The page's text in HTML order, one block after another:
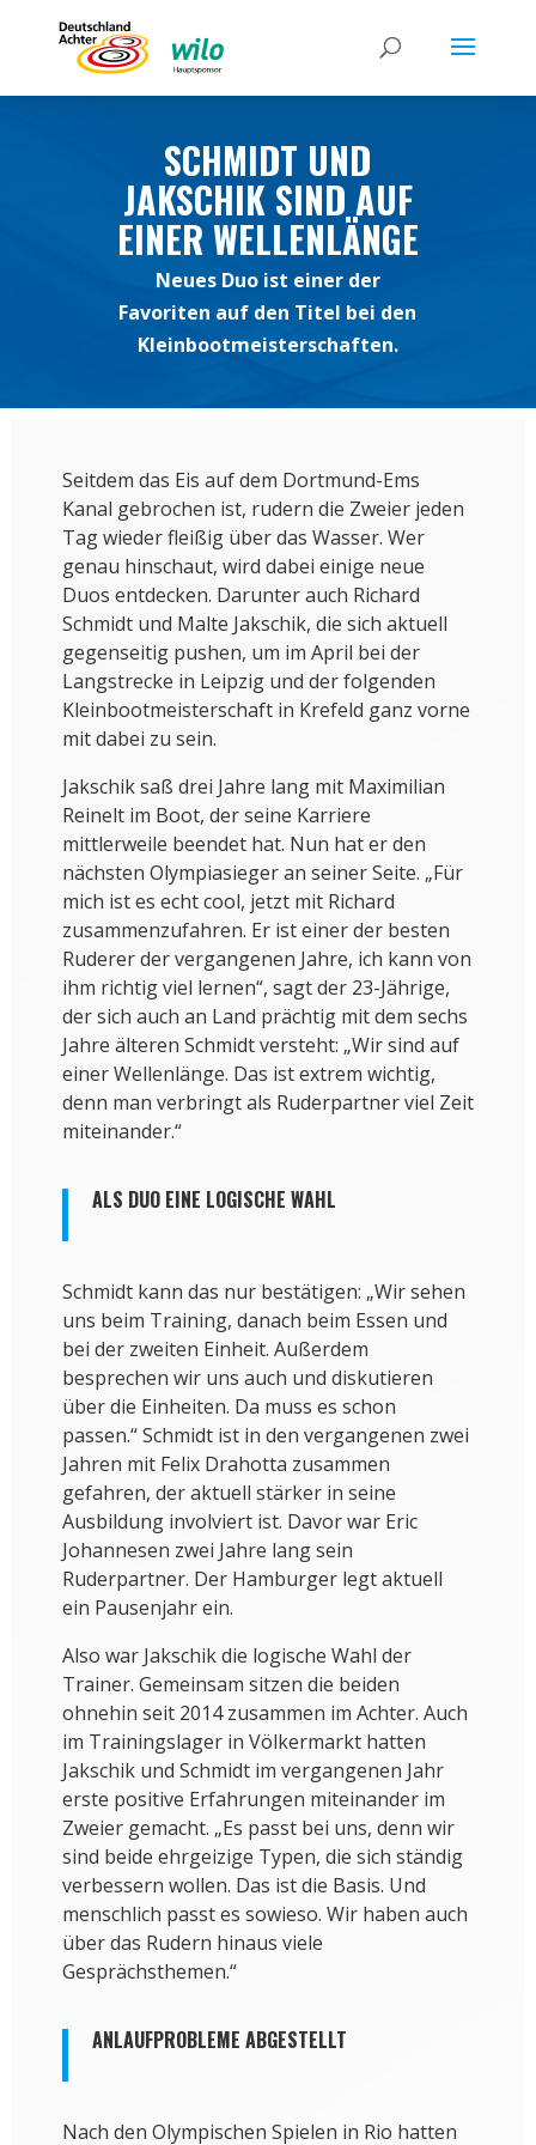
SCHMIDT UND
JAKSCHIK SIND AUF
EINER WELLENLÄNGE
Neues Duo ist einer der
Favoriten auf den Titel bei den
Kleinbootmeisterschaften.
Seitdem das Eis auf dem Dortmund-Ems
Kanal gebrochen ist, rudern die Zweier jeden
Tag wieder fleißig über das Wasser. Wer
genau hinschaut, wird dabei einige neue
Duos entdecken. Darunter auch Richard
Schmidt und Malte Jakschik, die sich aktuell
gegenseitig pushen, um im April bei der
Langstrecke in Leipzig und der folgenden
Kleinbootmeisterschaft in Krefeld ganz vorne
mit dabei zu sein.
Jakschik saß drei Jahre lang mit Maximilian
Reinelt im Boot, der seine Karriere
mittlerweile beendet hat. Nun hat er den
nächsten Olympiasieger an seiner Seite. „Für
mich ist es echt cool, jetzt mit Richard
zusammenzufahren. Er ist einer der besten
Ruderer der vergangenen Jahre, ich kann von
ihm richtig viel lernen“, sagt der 23-Jährige,
der sich auch an Land prächtig mit dem sechs
Jahre älteren Schmidt versteht: „Wir sind auf
einer Wellenlänge. Das ist extrem wichtig,
denn man verbringt als Ruderpartner viel Zeit
miteinander.“
ALS DUO EINE LOGISCHE WAHL
Schmidt kann das nur bestätigen: „Wir sehen
uns beim Training, danach beim Essen und
bei der zweiten Einheit. Außerdem
besprechen wir uns auch und diskutieren
über die Einheiten. Da muss es schon
passen.“ Schmidt ist in den vergangenen zwei
Jahren mit Felix Drahotta zusammen
gefahren, der aktuell stärker in seine
Ausbildung involviert ist. Davor war Eric
Johannesen zwei Jahre lang sein
Ruderpartner. Der Hamburger legt aktuell
ein Pausenjahr ein.
Also war Jakschik die logische Wahl der
Trainer. Gemeinsam sitzen die beiden
ohnehin seit 2014 zusammen im Achter. Auch
im Trainingslager in Völkermarkt hatten
Jakschik und Schmidt im vergangenen Jahr
erste positive Erfahrungen miteinander im
Zweier gemacht. „Es passt bei uns, denn wir
sind beide ehrgeizige Typen, die sich ständig
verbessern wollen. Das ist die Basis. Und
menschlich passt es sowieso. Wir haben auch
über das Rudern hinaus viele
Gesprächsthemen.“
ANLAUFPROBLEME ABGESTELLT
Nach den Olympischen Spielen in Rio hatten